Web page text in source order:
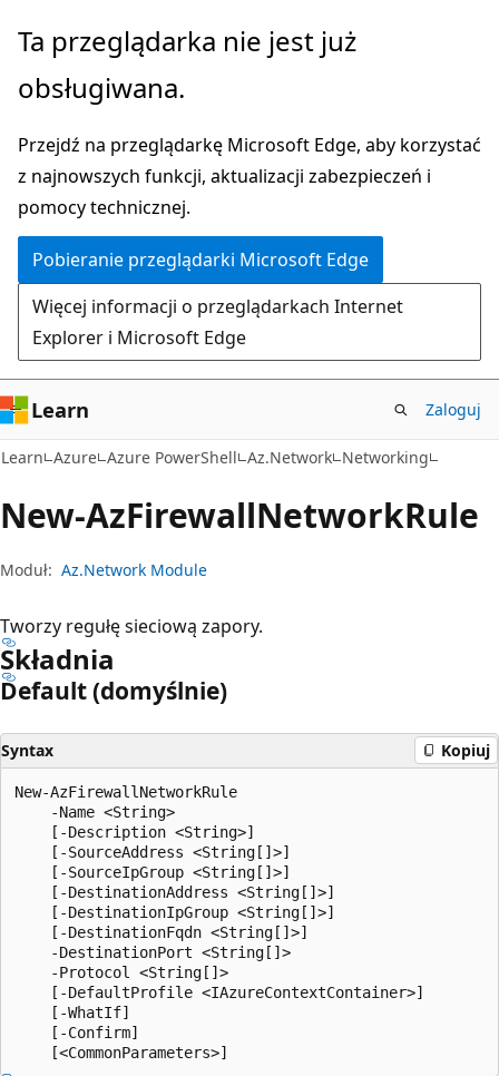
Przejdź
głównej
Przejdź
nawigacji
stronie
Ta przeglądarka nie jest już
obsługiwana.
Przejdź na przeglądarkę Microsoft Edge, aby korzystać
z najnowszych funkcji, aktualizacji zabezpieczeń i
pomocy technicznej.
Pobieranie przeglądarki Microsoft Edge
Więcej informacji o przeglądarkach Internet
Explorer i Microsoft Edge
Learn Zaloguj
Learn Azure Azure PowerShell Az.Network Networking
New-AzFirewallNetworkRule
Moduł: Az.Network Module
Tworzy regułę sieciową zapory.
Składnia
Default (domyślnie)
Syntax Kopiuj
New-AzFirewallNetworkRule
    -Name <String>
    [-Description <String>]
    [-SourceAddress <String[]>]
    [-SourceIpGroup <String[]>]
    [-DestinationAddress <String[]>]
    [-DestinationIpGroup <String[]>]
    [-DestinationFqdn <String[]>]
    -DestinationPort <String[]>
    -Protocol <String[]>
    [-DefaultProfile <IAzureContextContainer>]
    [-WhatIf]
    [-Confirm]